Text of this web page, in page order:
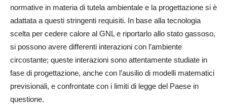
normative in materia di tutela ambientale e la progettazione si è
adattata a questi stringenti requisiti. In base alla tecnologia
scelta per cedere calore al GNL e riportarlo allo stato gassoso,
si possono avere differenti interazioni con l’ambiente
circostante; queste interazioni sono attentamente studiate in
fase di progettazione, anche con l’ausilio di modelli matematici
previsionali, e confrontate con i limiti di legge del Paese in
questione.